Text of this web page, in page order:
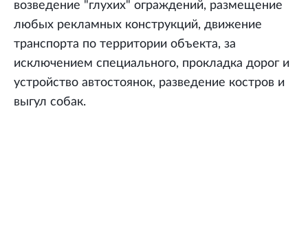
возведение "глухих" ограждений, размещение
любых рекламных конструкций, движение
транспорта по территории объекта, за
исключением специального, прокладка дорог и
устройство автостоянок, разведение костров и
выгул собак.